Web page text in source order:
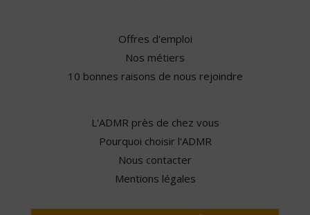
Offres d'emploi
Nos métiers
10 bonnes raisons de nous rejoindre
L'ADMR près de chez vous
Pourquoi choisir l'ADMR
Nous contacter
Mentions légales